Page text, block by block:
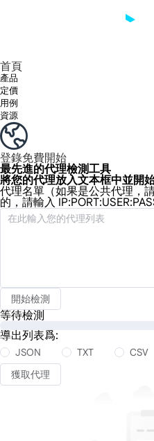
首頁
產品
定價
用例
資源
登錄免費開始
最先進的代理檢測工具
將您的代理放入文本框中並開
代理名單 （如果是公共代理，
的，請輸入
開始檢測
等待檢測
導出列表爲:
JSON TXT
CSV
獲取代理